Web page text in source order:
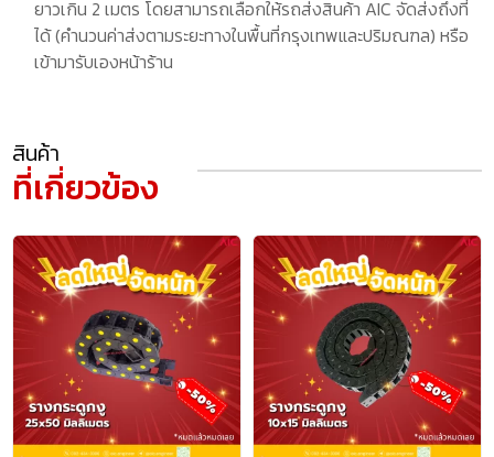
ยาวเกิน 2 เมตร โดยสามารถเลือกให้รถส่งสินค้า AIC จัดส่งถึงที่
ได้ (คำนวนค่าส่งตามระยะทางในพื้นที่กรุงเทพและปริมณฑล) หรือ
เข้ามารับเองหน้าร้าน
สินค้า
ที่เกี่ยวข้อง